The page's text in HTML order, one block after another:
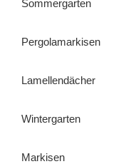
Sommergarten
Pergolamarkisen
Lamellendächer
Wintergarten
Markisen